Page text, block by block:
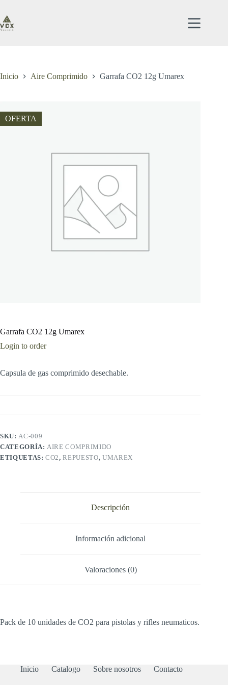
contenido
Inicio Aire Comprimido Garrafa CO2 12g Umarex
OFERTA
Garrafa CO2 12g Umarex
Login to order
Capsula de gas comprimido desechable.
SKU: AC-009
CATEGORÍA: AIRE COMPRIMIDO
ETIQUETAS:CO2,REPUESTO, UMAREX
Descripción
Información adicional
Valoraciones (0)
Pack de 10 unidades de CO2 para pistolas y rifles neumaticos.
Inicio Catalogo Sobre nosotros Contacto